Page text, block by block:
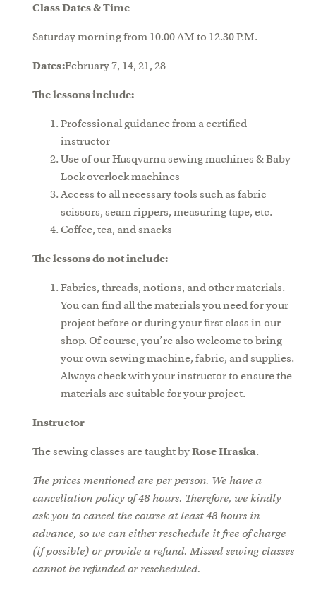
Class Dates & Time
Saturday morning from 10.00 AM to 12.30 P.M.
Dates:February 7, 14, 21, 28
The lessons include:
Professional guidance from a certified
instructor
Use of our Husqvarna sewing machines & Baby
Lock overlock machines
Access to all necessary tools such as fabric
scissors, seam rippers, measuring tape, etc.
Coffee, tea, and snacks
The lessons do not include:
Fabrics, threads, notions, and other materials.
You can find all the materials you need for your
project before or during your first class in our
shop. Of course, you’re also welcome to bring
your own sewing machine, fabric, and supplies.
Always check with your instructor to ensure the
materials are suitable for your project.
Instructor
The sewing classes are taught byRose Hraska.
The prices mentioned are per person. We have a
cancellation policy of 48 hours. Therefore, we kindly
ask you to cancel the course at least 48 hours in
advance, so we can either reschedule it free of charge
(if possible) or provide a refund. Missed sewing classes
cannot be refunded or rescheduled.